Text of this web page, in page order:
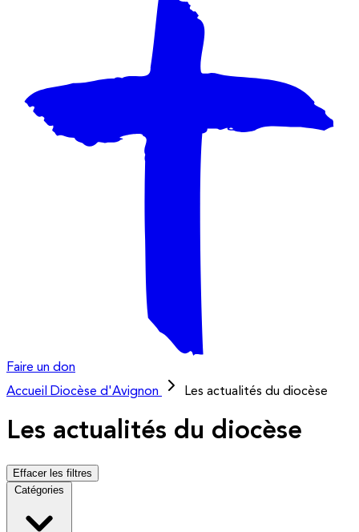
Faire un don
Accueil
Diocèse d'Avignon Les actualités du diocèse
Les actualités du diocèse
Effacer les filtres
Catégories